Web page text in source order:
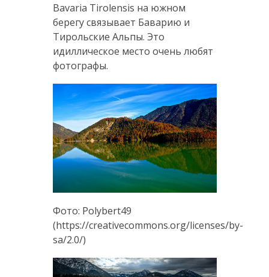
Bavaria Tirolensis на южном
берегу связывает Баварию и
Тирольские Альпы. Это
идиллическое место очень любят
фотографы.
Фото: Polybert49
(https://creativecommons.org/licenses/by-
sa/2.0/)